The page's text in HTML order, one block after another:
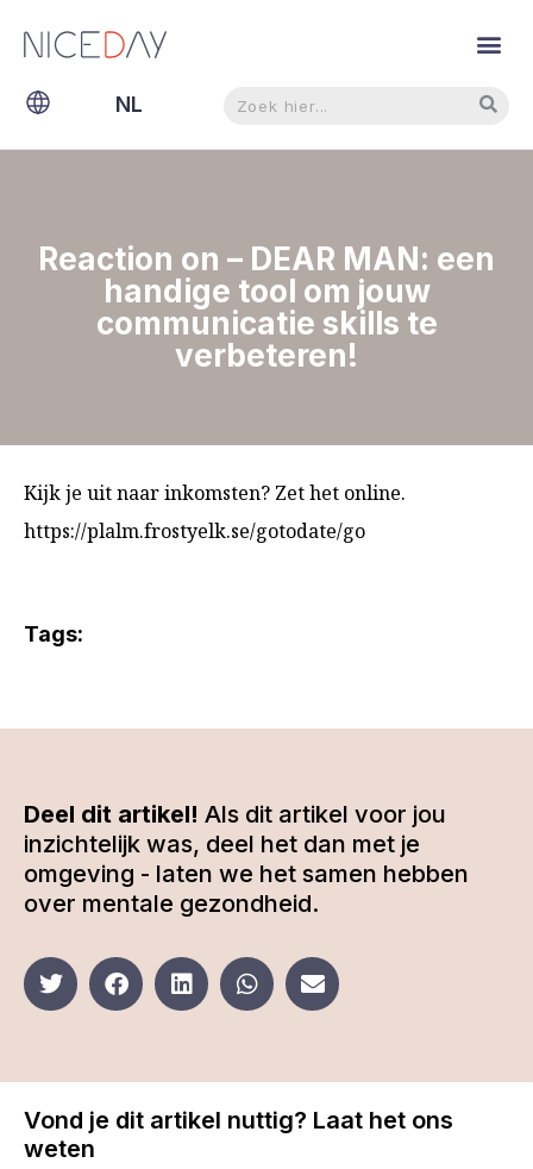
NL
EN
Reaction on – DEAR MAN: een
handige tool om jouw
communicatie skills te
verbeteren!
Kijk je uit naar inkomsten? Zet het online.
https://plalm.frostyelk.se/gotodate/go
Tags:
Deel dit artikel! Als dit artikel voor jou
inzichtelijk was, deel het dan met je
omgeving - laten we het samen hebben
over mentale gezondheid.
Vond je dit artikel nuttig? Laat het ons
weten